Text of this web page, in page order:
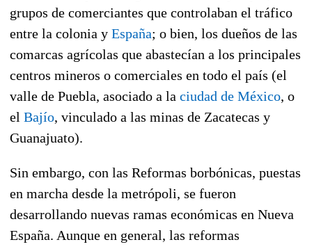
grupos de comerciantes que controlaban el tráfico
entre la colonia y España; o bien, los dueños de las
comarcas agrícolas que abastecían a los principales
centros mineros o comerciales en todo el país (el
valle de Puebla, asociado a la ciudad de México, o
el Bajío, vinculado a las minas de Zacatecas y
Guanajuato).
Sin embargo, con las Reformas borbónicas, puestas
en marcha desde la metrópoli, se fueron
desarrollando nuevas ramas económicas en Nueva
España. Aunque en general, las reformas